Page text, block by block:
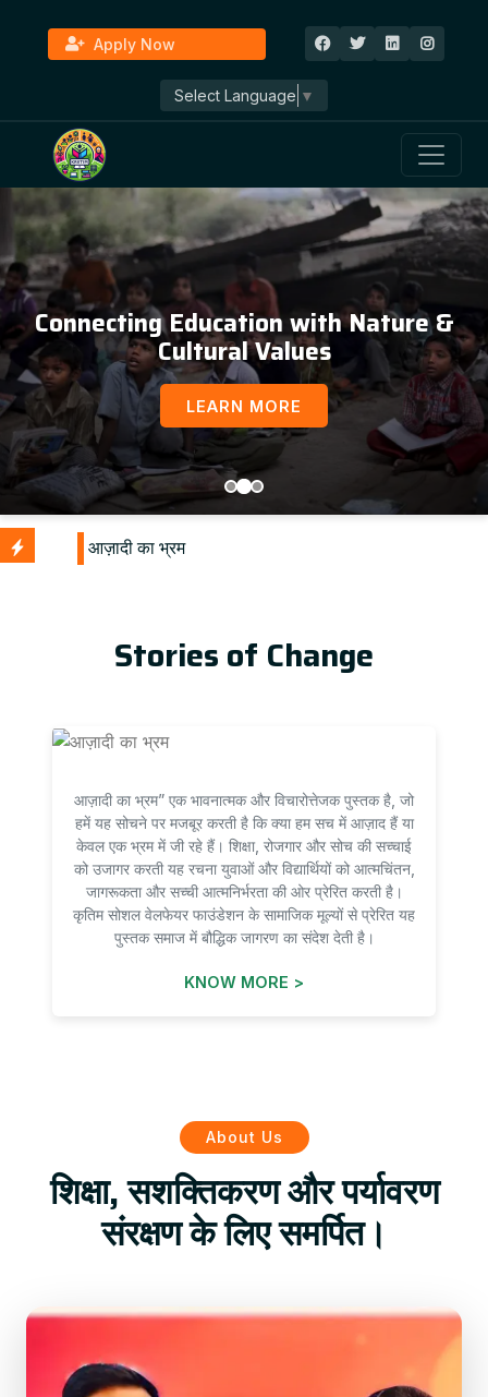
Apply Now
Select Language ▼
Connecting Education with Nature &
Cultural Values
LEARN MORE
Stories of Change
आज़ादी का भ्रम” एक भावनात्मक और विचारोत्तेजक पुस्तक है, जो
हमें यह सोचने पर मजबूर करती है कि क्या हम सच में आज़ाद हैं या
केवल एक भ्रम में जी रहे हैं। शिक्षा, रोजगार और सोच की सच्चाई
को उजागर करती यह रचना युवाओं और विद्यार्थियों को आत्मचिंतन,
जागरूकता और सच्ची आत्मनिर्भरता की ओर प्रेरित करती है।
कृतिम सोशल वेलफेयर फाउंडेशन के सामाजिक मूल्यों से प्रेरित यह
पुस्तक समाज में बौद्धिक जागरण का संदेश देती है।
KNOW MORE >
About Us
शिक्षा, सशक्तिकरण और पर्यावरण
संरक्षण के लिए समर्पित।